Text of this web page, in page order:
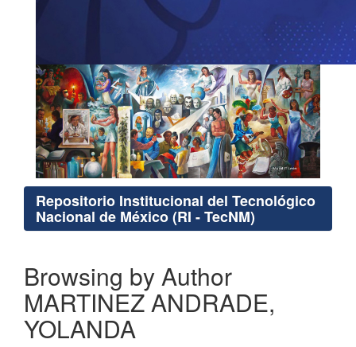
Repositorio Institucional del Tecnológico
Nacional de México (RI - TecNM)
Browsing by Author
MARTINEZ ANDRADE,
YOLANDA